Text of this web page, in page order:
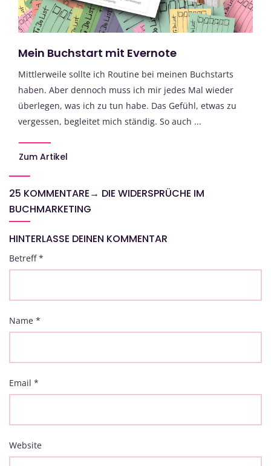
Mein Buchstart mit Evernote
Mittlerweile sollte ich Routine bei meinen Buchstarts
haben. Aber dennoch muss ich mir jedes Mal wieder
überlegen, was ich zu tun habe. Das Gefühl, etwas zu
vergessen, begleitet mich ständig. So auch ...
Zum Artikel
25 KOMMENTARE→ DIE WIDERSPRÜCHE IM
BUCHMARKETING
HINTERLASSE DEINEN KOMMENTAR
Betreff*
Name *
Email *
Website